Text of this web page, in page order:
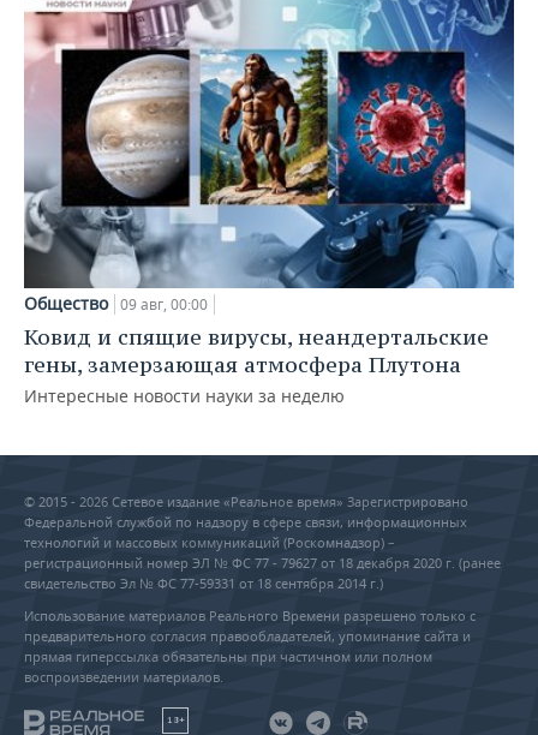
Общество 09 авг, 00:00
Ковид и спящие вирусы, неандертальские
гены, замерзающая атмосфера Плутона
Интересные новости науки за неделю
© 2015 - 2026 Сетевое издание «Реальное время» Зарегистрировано
Федеральной службой по надзору в сфере связи, информационных
технологий и массовых коммуникаций (Роскомнадзор) –
регистрационный номер ЭЛ № ФС 77 - 79627 от 18 декабря 2020 г. (ранее
свидетельство Эл № ФС 77-59331 от 18 сентября 2014 г.)
Использование материалов Реального Времени разрешено только с
предварительного согласия правообладателей, упоминание сайта и
прямая гиперссылка обязательны при частичном или полном
воспроизведении материалов.
18+